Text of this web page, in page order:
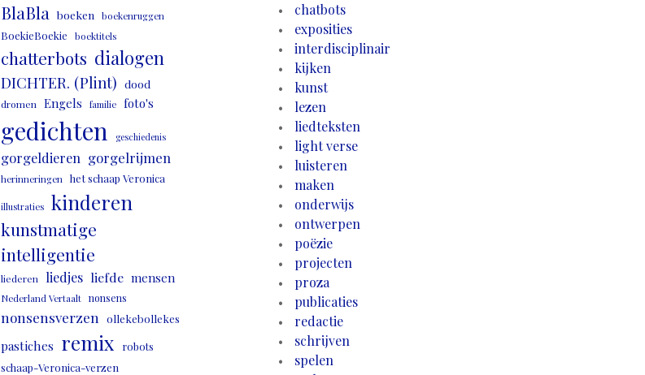
BlaBla boeken boekenruggen
BoekieBoekie boektitels
chatterbots dialogen
DICHTER. (Plint) dood
dromen Engels familie foto's
gedichten geschiedenis
gorgeldieren gorgelrijmen
herinneringen het schaap Veronica
illustraties kinderen
kunstmatige
intelligentie
liederen liedjes liefde mensen
Nederland Vertaalt nonsens
nonsensverzen ollekebollekes
pastiches remix
robots
schaap-Veronica-verzen
chatbots
exposities
interdisciplinair
kijken
kunst
lezen
liedteksten
light verse
luisteren
maken
onderwijs
ontwerpen
poëzie
projecten
proza
publicaties
redactie
schrijven
spelen